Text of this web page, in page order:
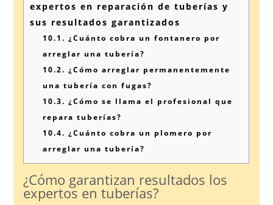
expertos en reparación de tuberías y
sus resultados garantizados
10.1. ¿Cuánto cobra un fontanero por
arreglar una tubería?
10.2. ¿Cómo arreglar permanentemente
una tubería con fugas?
10.3. ¿Cómo se llama el profesional que
repara tuberías?
10.4. ¿Cuánto cobra un plomero por
arreglar una tubería?
¿Cómo garantizan resultados los
expertos en tuberías?